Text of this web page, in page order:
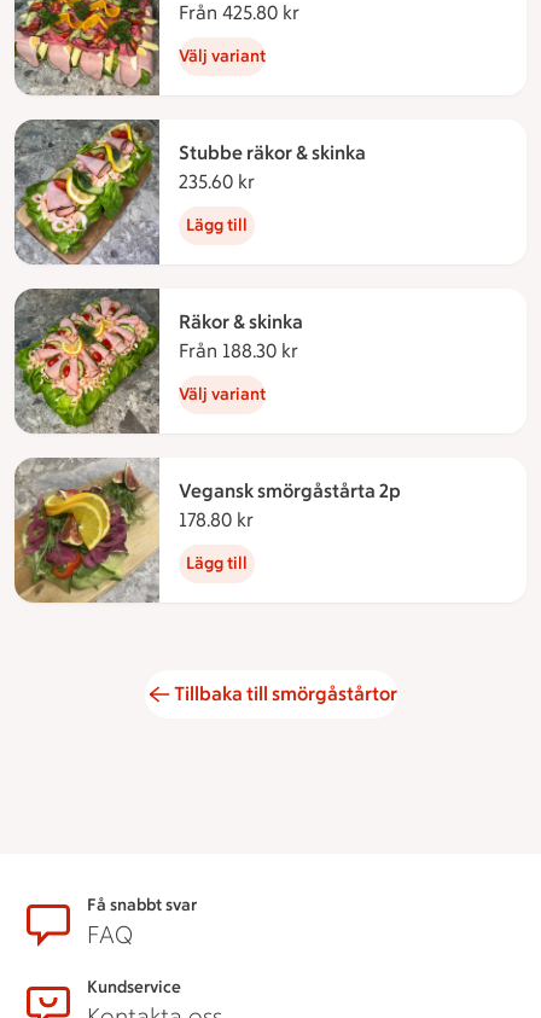
Från 425.80 kr
Välj variant
Stubbe räkor & skinka
235.60 kr
Lägg till
Räkor & skinka
Från 188.30 kr
Välj variant
Vegansk smörgåstårta 2p
178.80 kr
Lägg till
Tillbaka till smörgåstårtor
SidfotFå snabbt svar
FAQ
Kundservice